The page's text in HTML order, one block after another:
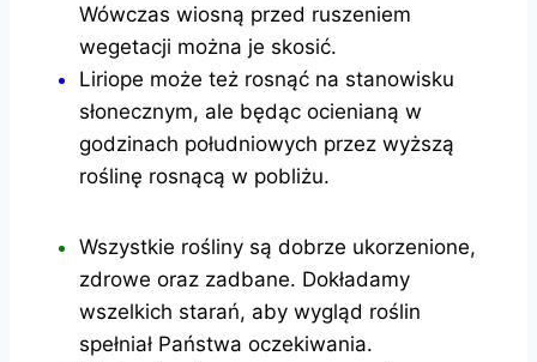
Wówczas wiosną przed ruszeniem
wegetacji można je skosić.
Liriope może też rosnąć na stanowisku
słonecznym, ale będąc ocienianą w
godzinach południowych przez wyższą
roślinę rosnącą w pobliżu.
Wszystkie rośliny są dobrze ukorzenione,
zdrowe oraz zadbane. Dokładamy
wszelkich starań, aby wygląd roślin
spełniał Państwa oczekiwania.